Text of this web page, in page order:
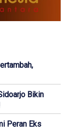
Bikin
Peran Eks